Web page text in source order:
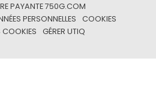
PAYANTE 750G.COM
PERSONNELLES
COOKIES
COOKIES
GÉRER UTIQ